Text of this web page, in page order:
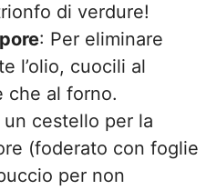
di verdure!
: Per eliminare
l’olio, cuocili al
che al forno.
cestello per la
(foderato con foglie
per non